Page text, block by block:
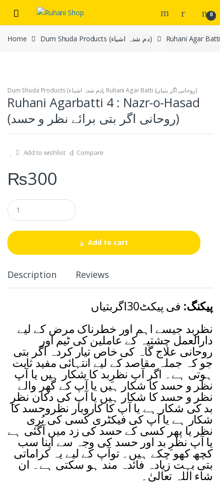
navigation
content
0
Home Dum Shuda Products (دم شدہ اشیاء)
Dum Shuda Products (دم شدہ اشیاء), Ruhani Agar Batti (روحانی اگر بتیاں)
Ruhani Agarbatti 4 : Nazr-o-Hasad
(روحانی اگر بتی برائے نظر و حسد)
Add to wishlist Compare
₨300
Q
u
a
t
i
Add to cart
Description Reviews
پیکنگ: فی پیکٹ30اگربتیاں
نظرِبد جیسے اہم اور خطرناک مرض کے لیے
دارالعمل چشتیہ کے عاملین کی ٹیم اور
روحانی علاج گاہ کی خاص تیار کردہ اگر بتی
جو کہ جملہ مقاصد کے لیے انتہائی مفید ثابت
ہوتی ہے۔ اگر آپ نظرِبد کا شکار ہیں یا آپ
نظر و حسد کا شکار ہیں یا آپ کے گھر والے
نظر و حسد کا شکار ہیں یا آپ کی دکان نظرِ
بد کی شکار ہے یا آپ کا کاروبار نظروحسد کا
شکار ہے یا آپ کی فیکٹری کسی کی بُری
نظر یا پھر کسی کے حسد کی زد میں آگئی ہے
یا آپ نظرِ بد اور حسد کی وجہ سے اپنا سب
کچھ کھو چکے ہیں۔ توآپ کے لیے یہ کراماتی
بتی بہت زیادہ فائدہ مند ہو سکتی ہے۔ ان
شاء اللہ تعالیٰ۔